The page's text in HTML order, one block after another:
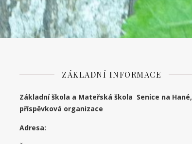
ZÁKLADNÍ INFORMACE
Základní škola a Mateřská škola Senice na Hané,
příspěvková organizace
Adresa: